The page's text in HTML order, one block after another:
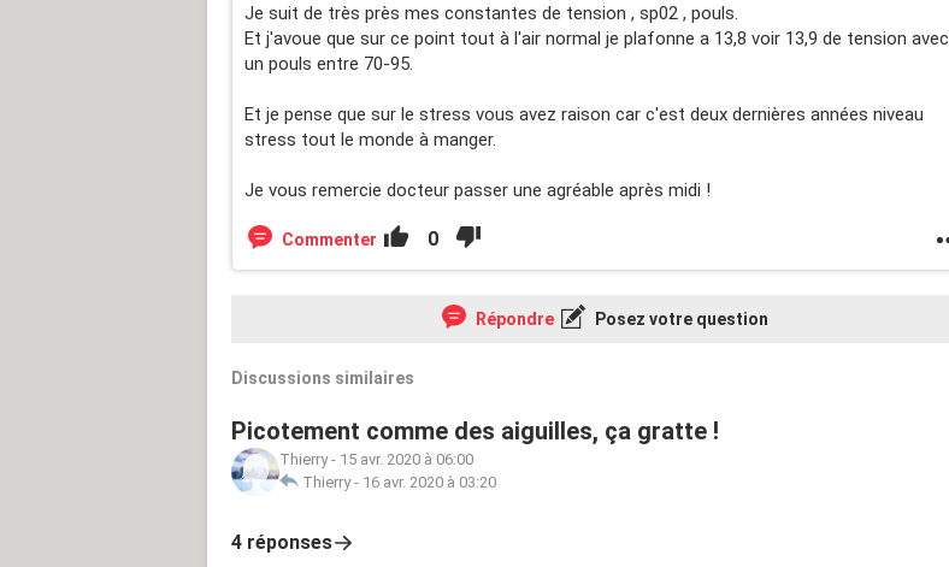
Je suit de très près mes constantes de tension , sp02 , pouls.
Et j'avoue que sur ce point tout à l'air normal je plafonne a 13,8 voir 13,9 de tension avec
un pouls entre 70-95.
Et je pense que sur le stress vous avez raison car c'est deux dernières années niveau
stress tout le monde à manger.
Je vous remercie docteur passer une agréable après midi !
Commenter 0
Répondre Posez votre question
Discussions similaires
Picotement comme des aiguilles, ça gratte !
Thierry- 15 avr. 2020 à 06:00
Thierry- 16 avr. 2020 à 03:20
4 réponses